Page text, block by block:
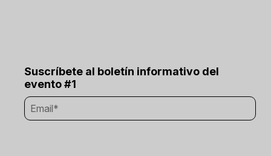
Suscríbete al boletín informativo del
evento #1